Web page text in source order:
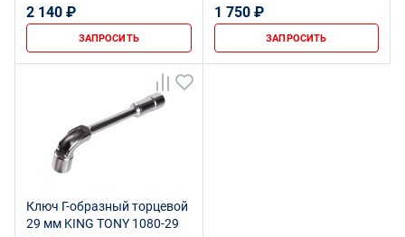
2 140 ₽
ЗАПРОСИТЬ
1 750 ₽
ЗАПРОСИТЬ
Ключ Г-образный торцевой
29 мм KING TONY 1080-29